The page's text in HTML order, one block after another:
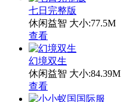
七日完整版
休闲益智 大小:77.5M
查看
幻境双生
休闲益智 大小:84.39M
查看